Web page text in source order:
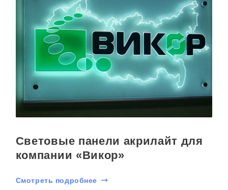
Световые панели акрилайт для
компании «Викор»
Смотреть подробнее